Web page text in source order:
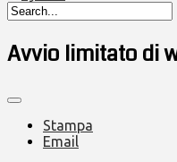
Avvio limitato di
Stampa
Email